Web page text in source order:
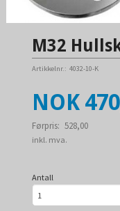
M32
Artikkelnr.: 4032-10-K
Tilbud
NOK
Førpris: 528,00
Rabatt
inkl. mva.
Antall